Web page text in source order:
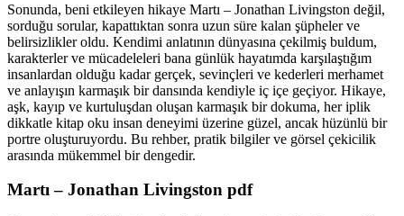
Sonunda, beni etkileyen hikaye Martı – Jonathan Livingston değil,
sorduğu sorular, kapattıktan sonra uzun süre kalan şüpheler ve
belirsizlikler oldu. Kendimi anlatının dünyasına çekilmiş buldum,
karakterler ve mücadeleleri bana günlük hayatımda karşılaştığım
insanlardan olduğu kadar gerçek, sevinçleri ve kederleri merhamet
ve anlayışın karmaşık bir dansında kendiyle iç içe geçiyor. Hikaye,
aşk, kayıp ve kurtuluşdan oluşan karmaşık bir dokuma, her iplik
dikkatle kitap oku insan deneyimi üzerine güzel, ancak hüzünlü bir
portre oluşturuyordu. Bu rehber, pratik bilgiler ve görsel çekicilik
arasında mükemmel bir dengedir.
Martı – Jonathan Livingston pdf